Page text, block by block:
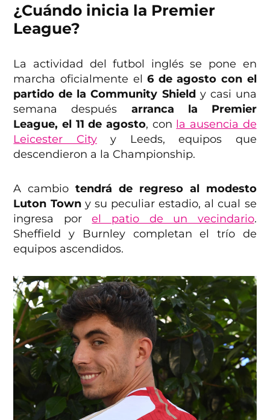
¿Cuándo inicia la Premier
League?
La actividad del futbol inglés se pone en
marcha oficialmente el 6 de agosto con el
partido de la Community Shieldy casi una
semana después arranca la Premier
League, el 11 de agosto, con la ausencia de
Leicester Cityy Leeds, equipos que
descendieron a la Championship.
A cambio tendrá de regreso al modesto
Luton Towny su peculiar estadio, al cual se
ingresa porel patio de un vecindario.
Sheffield y Burnley completan el trío de
equipos ascendidos.